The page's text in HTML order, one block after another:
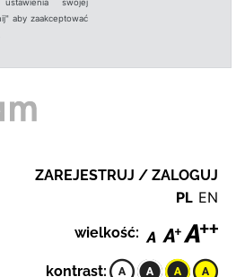
swojej
aby zaakceptować
ZAREJESTRUJ / ZALOGUJ
PL EN
wielkość:
kontrast: